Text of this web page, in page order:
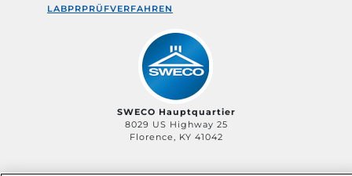
LABPRPRÜFVERFAHREN
SWECO Hauptquartier
8029 US Highway 25
Florence, KY 41042